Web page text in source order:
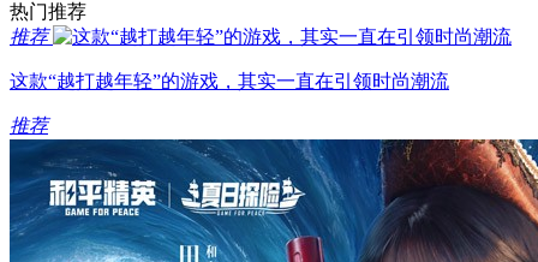
热门推荐
推荐
这款“越打越年轻”的游戏，其实一直在引领时尚潮流
推荐